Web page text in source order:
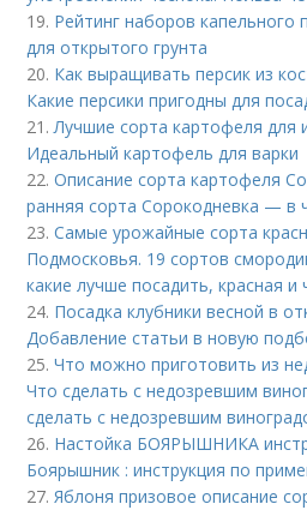
19. Рейтинг наборов
для открытого грунта
20. Как выращивать персик из
Какие персики пригодны для
21.Лучшие сорта картофеля для
Идеальный картофель для варки
22.Описание сорта картофеля
ранняя сорта Сорокодневка — в
23.Самые урожайные сорта
Подмосковья. 19 сортов
какие лучше посадить, красная и
24. Посадка клубники весной в
Добавление статьи в новую
25.Что можно приготовить из
Что сделать с недозревшим
сделать с недозревшим
26. Настойка БОЯРЫШНИКА
Боярышник : инструкция по
27.Яблоня призовое описание